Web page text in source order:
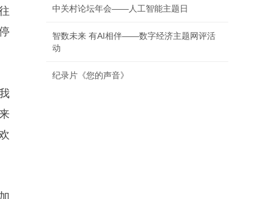
中关村论坛年会——人工智能主题日
智数未来 有AI相伴——数字经济主题网评活
动
纪录片《您的声音》